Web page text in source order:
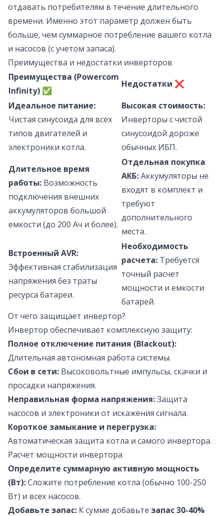
отдавать потребителям в течение длительного
времени. Именно этот параметр должен быть
больше, чем суммарное потребление вашего котла
и насосов (с учетом запаса).
Преимущества и недостатки инверторов
Преимущества (Powercom
Infinity) ✅
Недостатки ❌
Идеальное питание:
Чистая синусоида для всех
типов двигателей и
электроники котла.
Высокая стоимость:
Инверторы с чистой
синусоидой дороже
обычных ИБП.
Длительное время
работы: Возможность
подключения внешних
аккумуляторов большой
емкости (до 200 Ач и более).
Отдельная покупка
АКБ:Аккумуляторы не
входят в комплект и
требуют
дополнительного
места.
Встроенный AVR:
Эффективная стабилизация
напряжения без траты
ресурса батареи.
Необходимость
расчета: Требуется
точный расчет
мощности и емкости
батарей.
От чего защищает инвертор?
Инвертор обеспечивает комплексную защиту:
Полное отключение питания (Blackout):
Длительная автономная работа системы.
Сбои в сети: Высоковольтные импульсы, скачки и
просадки напряжения.
Неправильная форма напряжения:Защита
насосов и электроники от искажения сигнала.
Короткое замыкание и перегрузка:
Автоматическая защита котла и самого инвертора.
Расчет мощности инвертора
Определите суммарную активную мощность
(Вт):Сложите потребление котла (обычно 100-250
Вт) и всех насосов.
Добавьте запас: К сумме добавьте запас 30-40%